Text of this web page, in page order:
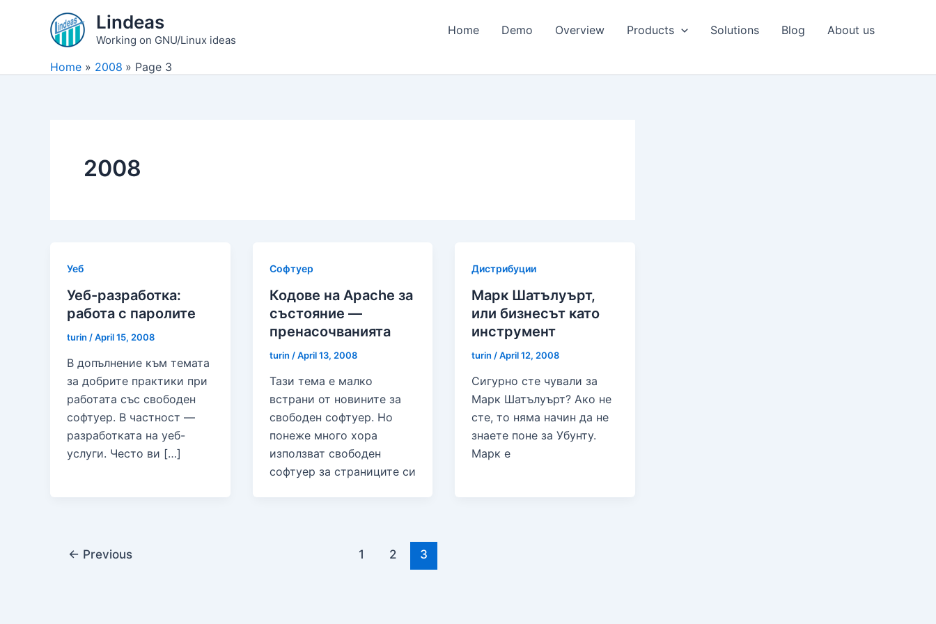
Lindeas
Working on GNU/Linux ideas
Home Demo Overview Products Solutions Blog About us
Home 2008 Page 3
2008
Уеб
Уеб-разработка:
работа с паролите
turin /April 15, 2008
В допълнение към темата
за добрите практики при
работата със свободен
софтуер. В частност —
разработката на уеб-
услуги. Често ви […]
Софтуер
Кодове на Apache за
състояние —
пренасочванията
turin /April 13, 2008
Тази тема е малко
встрани от новините за
свободен софтуер. Но
понеже много хора
използват свободен
софтуер за страниците си
Дистрибуции
Марк Шатълуърт,
или бизнесът като
инструмент
turin /April 12, 2008
Сигурно сте чували за
Марк Шатълуърт? Ако не
сте, то няма начин да не
знаете поне за Убунту.
Марк е
← Previous 1 2 3